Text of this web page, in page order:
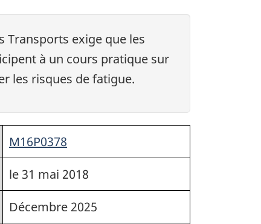
Transports exige que les
à un cours pratique sur
les risques de fatigue.
M16P0378
le 31 mai 2018
Décembre 2025